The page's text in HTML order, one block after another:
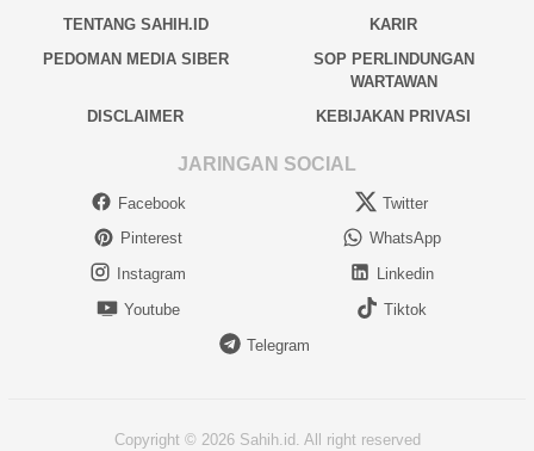
TENTANG SAHIH.ID
KARIR
PEDOMAN MEDIA SIBER
SOP PERLINDUNGAN
WARTAWAN
DISCLAIMER
KEBIJAKAN PRIVASI
JARINGAN SOCIAL
Facebook
Twitter
Pinterest
WhatsApp
Instagram
Linkedin
Youtube
Tiktok
Telegram
Copyright © 2026 Sahih.id. All right reserved